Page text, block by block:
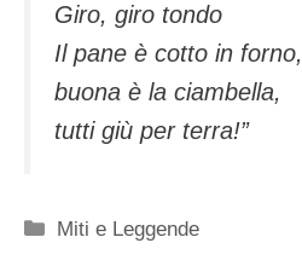
Giro, giro tondo
Il pane è cotto in forno,
buona è la ciambella,
tutti giù per terra!”
Categorie
Miti e Leggende